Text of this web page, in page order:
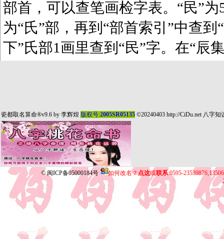
部首，可以查笔画检字表。“民”
为“氏”部，再到“部首索引”中查到
下”氏部1画里查到“民”字。在“辰
瓷都取名算命®v9.6 by 李辉煌 版权号:2005SR05135 ©20240403 http://CiDu.net 八字知
© 闽ICP备05000184号 如何改名？ 点这或联系:0595-